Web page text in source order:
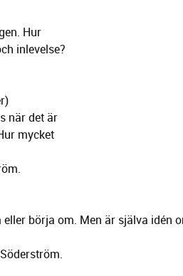
Hur
inlevelse?
när det är
mycket
börja om. Men är själva idén